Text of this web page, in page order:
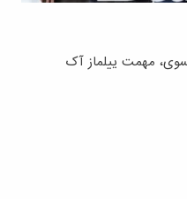
مهمت ییلماز آک